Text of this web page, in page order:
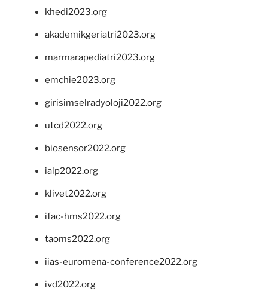
khedi2023.org
akademikgeriatri2023.org
marmarapediatri2023.org
emchie2023.org
girisimselradyoloji2022.org
utcd2022.org
biosensor2022.org
ialp2022.org
klivet2022.org
ifac-hms2022.org
taoms2022.org
iias-euromena-conference2022.org
ivd2022.org